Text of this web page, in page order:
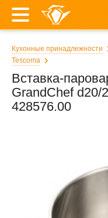
Кухонные принадлежности
Tescoma
Вставка-
GrandChef d20/
428576.00